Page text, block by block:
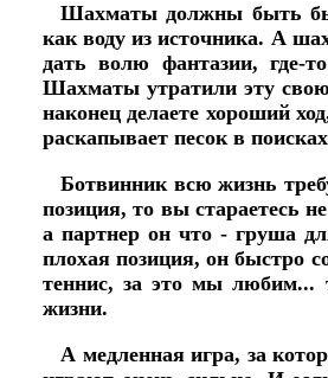
Шахматы должны быть
как воду из источника. А
дать волю фантазии, где-
Шахматы утратили эту
наконец делаете хороший
раскапывает песок в
Ботвинник всю жизнь
позиция, то вы стараетесь
а партнер он что - груша
плохая позиция, он быстро
теннис, за это мы любим...
жизни.
А медленная игра, за